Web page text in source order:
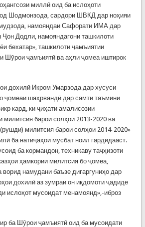
миллӣ оид ба ислоҳоти
Шодмонзода, сардори ШВКД дар ноҳияи
намояндаи Сафорати ИМА дар
Ҷон Додли, намояндагони ташкилоти
бехатар», ташкилоти ҷамъиятии
Шӯрои ҷамъиятӣ ва аҳли ҷомеа иштирок
дохилӣ Икром Умарзода дар хусуси
ҷомеаи шаҳрвандӣ дар самти таъмини
кард, ки ҷиҳати амалисозии
милитсия барои солҳои 2013-2020 ва
милитсия барои солҳои 2014-2020»
ба натиҷаҳои мусбат ноил гардидааст.
ба кормандон, техникаву таҷҳизоти
ҳамкории милитсия бо ҷомеа,
намудани баъзе дигаргуниҳо дар
дохилӣ аз зумраи он иқдомоти ҷадиде
ислоҳот мусоидат менамоянд»,-иброз
ба Шӯрои ҷамъиятӣ оид ба мусоидати